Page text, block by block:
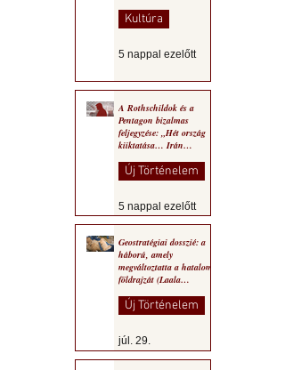
Kultúra
5 nappal ezelőtt
A Rothschildok és a
Pentagon bizalmas
feljegyzése: „Hét ország
kiiktatása… Irán
Új Történelem
5 nappal ezelőtt
Geostratégiai dosszié: a
háború, amely
megváltoztatta a hatalom
földrajzát (Laala
Új Történelem
júl. 29.